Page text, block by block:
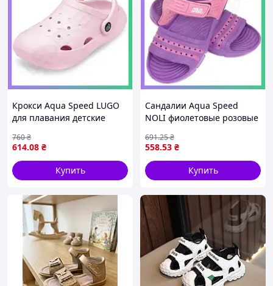
Крокси Aqua Speed LUGO
для плавания детские
для бассейна SKU_608-03
614.08 ₴
760₴
Купить
Сандалии Aqua Speed
NOLI фиолетовые розовые
плавания из EVA SKU_515-
93
558.53 ₴
691.25₴
Купить